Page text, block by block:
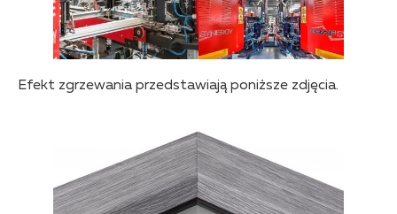
Efekt zgrzewania przedstawiają poniższe zdjęcia.